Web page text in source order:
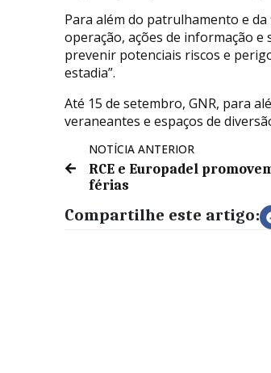
Para além do patrulhamento e
operação, ações de informação
prevenir potenciais riscos e
estadia”.
Até 15 de setembro, GNR, para
veraneantes e espaços de
NOTÍCIA ANTERIOR
RCE e Europadel
férias
Compartilhe este artigo: